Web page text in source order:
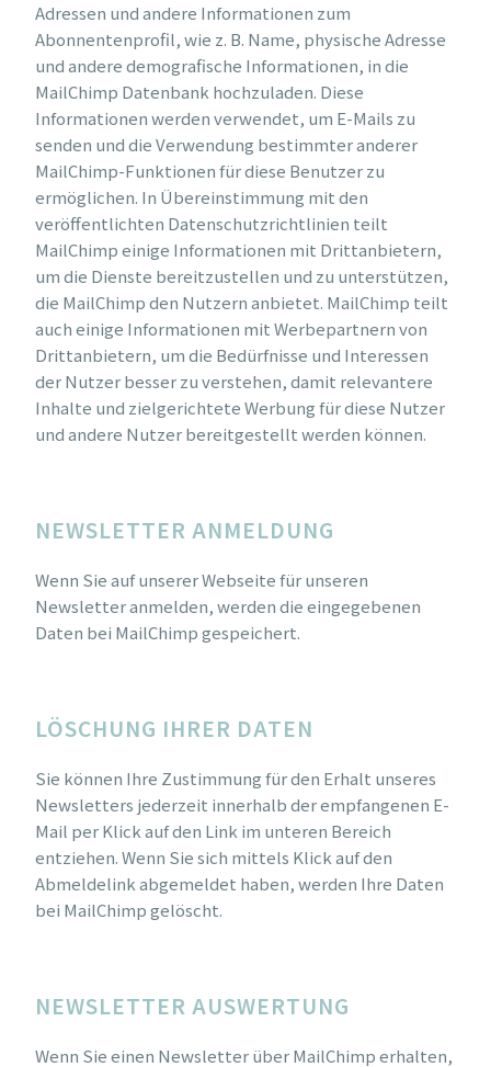
Adressen und andere Informationen zum
Abonnentenprofil, wie z. B. Name, physische Adresse
und andere demografische Informationen, in die
MailChimp Datenbank hochzuladen. Diese
Informationen werden verwendet, um E-Mails zu
senden und die Verwendung bestimmter anderer
MailChimp-Funktionen für diese Benutzer zu
ermöglichen. In Übereinstimmung mit den
veröffentlichten Datenschutzrichtlinien teilt
MailChimp einige Informationen mit Drittanbietern,
um die Dienste bereitzustellen und zu unterstützen,
die MailChimp den Nutzern anbietet. MailChimp teilt
auch einige Informationen mit Werbepartnern von
Drittanbietern, um die Bedürfnisse und Interessen
der Nutzer besser zu verstehen, damit relevantere
Inhalte und zielgerichtete Werbung für diese Nutzer
und andere Nutzer bereitgestellt werden können.
NEWSLETTER ANMELDUNG
Wenn Sie auf unserer Webseite für unseren
Newsletter anmelden, werden die eingegebenen
Daten bei MailChimp gespeichert.
LÖSCHUNG IHRER DATEN
Sie können Ihre Zustimmung für den Erhalt unseres
Newsletters jederzeit innerhalb der empfangenen E-
Mail per Klick auf den Link im unteren Bereich
entziehen. Wenn Sie sich mittels Klick auf den
Abmeldelink abgemeldet haben, werden Ihre Daten
bei MailChimp gelöscht.
NEWSLETTER AUSWERTUNG
Wenn Sie einen Newsletter über MailChimp erhalten,